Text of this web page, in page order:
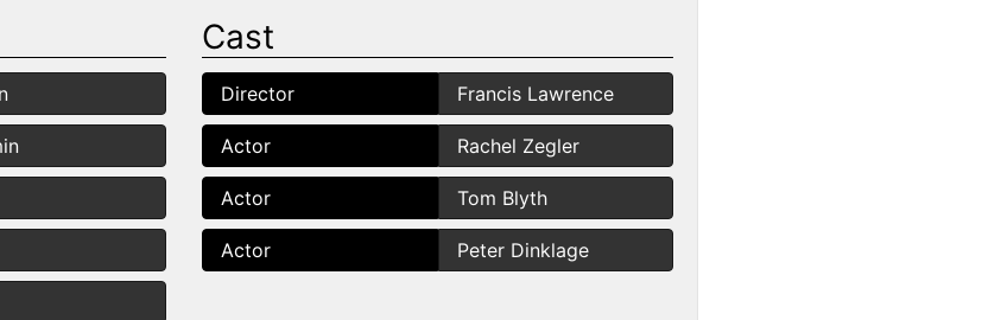
Cast
Director Francis Lawrence
Actor Rachel Zegler
Actor Tom Blyth
Actor Peter Dinklage